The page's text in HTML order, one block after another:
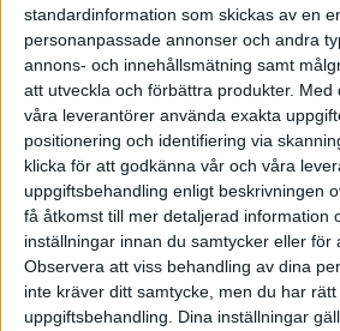
standardinformation som skickas av en
personanpassade annonser och andra
annons- och innehållsmätning samt
att utveckla och förbättra produkter. Med
våra leverantörer använda exakta
positionering och identifiering via
klicka för att godkänna vår och våra
uppgiftsbehandling enligt beskrivningen
få åtkomst till mer detaljerad information
inställningar innan du samtycker eller för
Observera att viss behandling av dina
inte kräver ditt samtycke, men du har
uppgiftsbehandling. Dina inställningar
kläder och väskor. De är ju
Tack på förhand! 😃
VisitkortExperten
2010-02-28 22:54